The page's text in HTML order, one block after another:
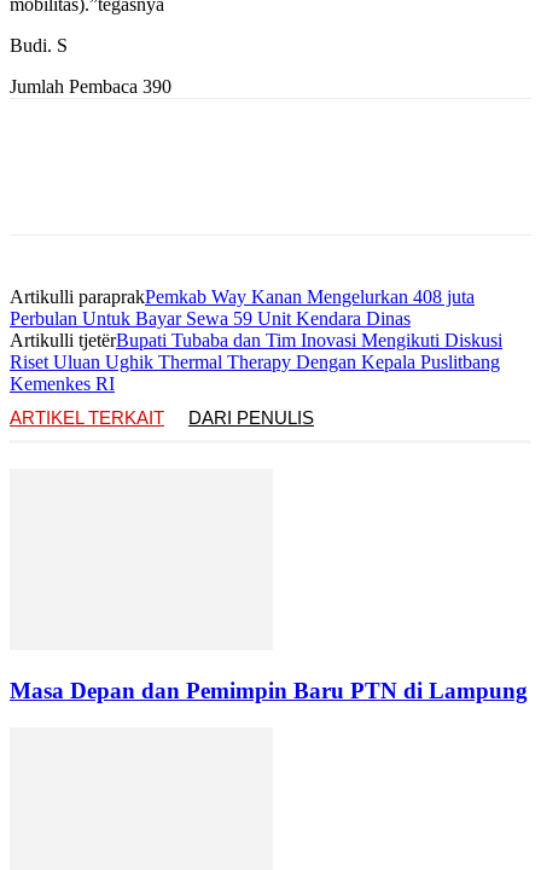
mobilitas).”tegasnya
Budi. S
Jumlah Pembaca 390
Artikulli paraprakPemkab Way Kanan Mengelurkan 408 juta
Perbulan Untuk Bayar Sewa 59 Unit Kendara Dinas
Artikulli tjetërBupati Tubaba dan Tim Inovasi Mengikuti Diskusi
Riset Uluan Ughik Thermal Therapy Dengan Kepala Puslitbang
Kemenkes RI
ARTIKEL TERKAIT
DARI PENULIS
Masa Depan dan Pemimpin Baru PTN di Lampung